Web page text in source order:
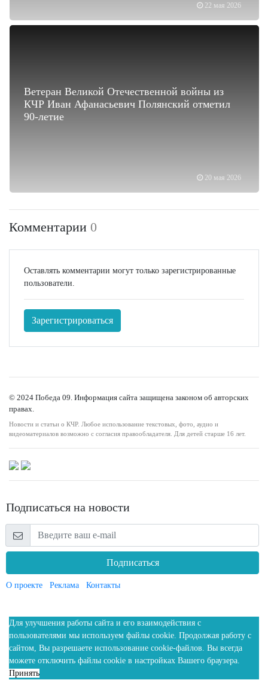
22 мая 2026
20 мая 2026
Ветеран Великой Отечественной войны из
КЧР Иван Афанасьевич Полянский отметил
90-летие
Комментарии 0
Оставлять комментарии могут только зарегистрированные
пользователи.
Зарегистрироваться
© 2024 Победа 09. Информация сайта защищена законом об авторских
правах.
Новости и статьи о КЧР. Любое использование текстовых, фото, аудио и
видеоматериалов возможно с согласия правообладателя. Для детей старше 16 лет.
Подписаться на новости
Подписаться
О проекте Реклама Контакты
Для улучшения работы сайта и его взаимодействия с
пользователями мы используем файлы cookie. Продолжая работу с
сайтом, Вы разрешаете использование cookie-файлов. Вы всегда
можете отключить файлы cookie в настройках Вашего браузера.
Принять